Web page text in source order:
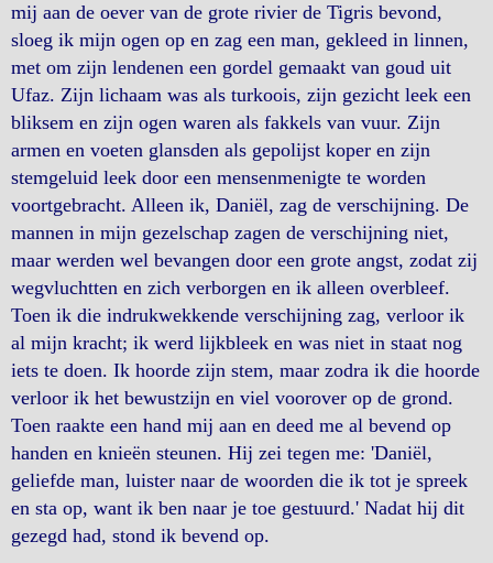
mij aan de oever van de grote rivier de Tigris bevond,
sloeg ik mijn ogen op en zag een man, gekleed in linnen,
met om zijn lendenen een gordel gemaakt van goud uit
Ufaz. Zijn lichaam was als turkoois, zijn gezicht leek een
bliksem en zijn ogen waren als fakkels van vuur. Zijn
armen en voeten glansden als gepolijst koper en zijn
stemgeluid leek door een mensenmenigte te worden
voortgebracht. Alleen ik, Daniël, zag de verschijning. De
mannen in mijn gezelschap zagen de verschijning niet,
maar werden wel bevangen door een grote angst, zodat zij
wegvluchtten en zich verborgen en ik alleen overbleef.
Toen ik die indrukwekkende verschijning zag, verloor ik
al mijn kracht; ik werd lijkbleek en was niet in staat nog
iets te doen. Ik hoorde zijn stem, maar zodra ik die hoorde
verloor ik het bewustzijn en viel voorover op de grond.
Toen raakte een hand mij aan en deed me al bevend op
handen en knieën steunen. Hij zei tegen me: 'Daniël,
geliefde man, luister naar de woorden die ik tot je spreek
en sta op, want ik ben naar je toe gestuurd.' Nadat hij dit
gezegd had, stond ik bevend op.